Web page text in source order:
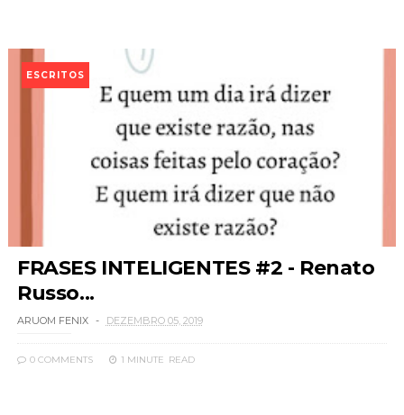
ESCRITOS
FRASES INTELIGENTES #2 - Renato
Russo...
ARUOM FENIX DEZEMBRO 05, 2019
0 COMMENTS 1 MINUTE READ